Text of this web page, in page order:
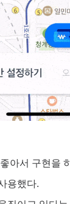
아서 구현을
용했다.